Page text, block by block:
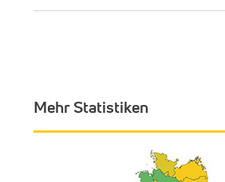
Mehr Statistiken